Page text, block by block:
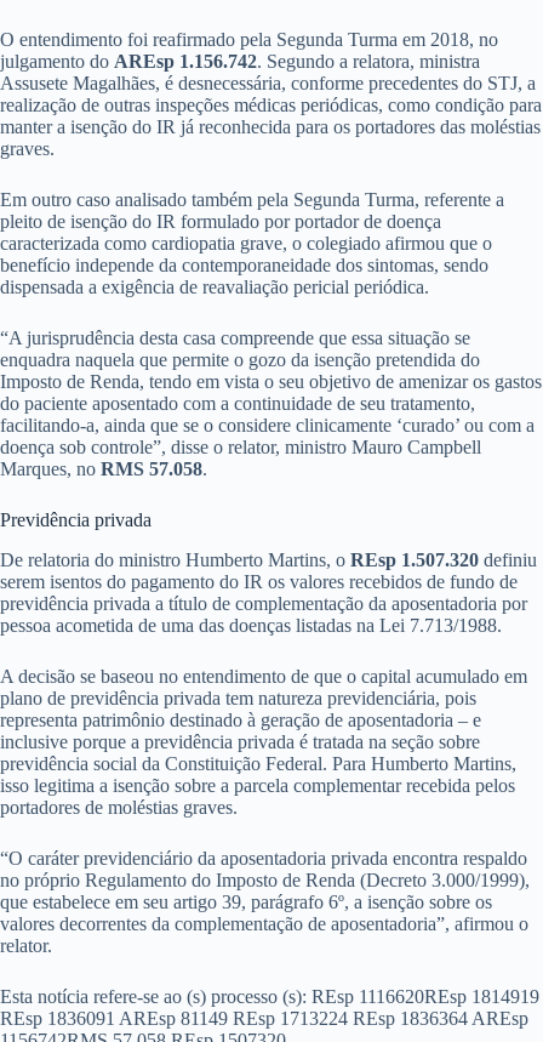
O entendimento foi reafirmado pela Segunda Turma em 2018, no
julgamento do AREsp 1.156.742. Segundo a relatora, ministra
Assusete Magalhães, é desnecessária, conforme precedentes do STJ, a
realização de outras inspeções médicas periódicas, como condição para
manter a isenção do IR já reconhecida para os portadores das moléstias
graves.
Em outro caso analisado também pela Segunda Turma, referente a
pleito de isenção do IR formulado por portador de doença
caracterizada como cardiopatia grave, o colegiado afirmou que o
benefício independe da contemporaneidade dos sintomas, sendo
dispensada a exigência de reavaliação pericial periódica.
“A jurisprudência desta casa compreende que essa situação se
enquadra naquela que permite o gozo da isenção pretendida do
Imposto de Renda, tendo em vista o seu objetivo de amenizar os gastos
do paciente aposentado com a continuidade de seu tratamento,
facilitando-a, ainda que se o considere clinicamente ‘curado’ ou com a
doença sob controle”, disse o relator, ministro Mauro Campbell
Marques, no RMS 57.058.
Previdência privad​​a
De relatoria do ministro Humberto Martins, o REsp 1.507.320 definiu
serem isentos do pagamento do IR os valores recebidos de fundo de
previdência privada a título de complementação da aposentadoria por
pessoa acometida de uma das doenças listadas na Lei 7.713/1988.
A decisão se baseou no entendimento de que o capital acumulado em
plano de previdência privada tem natureza previdenciária, pois
representa patrimônio destinado à geração de aposentadoria – e
inclusive porque a previdência privada é tratada na seção sobre
previdência social da Constituição Federal. Para Humberto Martins,
isso legitima a isenção sobre a parcela complementar recebida pelos
portadores de moléstias graves.
“O caráter previdenciário da aposentadoria privada encontra respaldo
no próprio Regulamento do Imposto de Renda (Decreto 3.000/1999),
que estabelece em seu artigo 39, parágrafo 6º, a isenção sobre os
valores decorrentes da complementação de aposentadoria”, afirmou o
relator.​​
Esta notícia refere-se ao (s) processo (s): REsp 1116620REsp 1814919
REsp 1836091 AREsp 81149 REsp 1713224 REsp 1836364 AREsp